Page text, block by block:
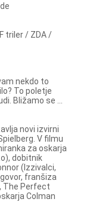
triler / ZDA /
nekdo to
To poletje
Bližamo se ...
novi izvirni
V filmu
za oskarja
dobitnik
(Izzivalci,
franšiza
The Perfect
Colman